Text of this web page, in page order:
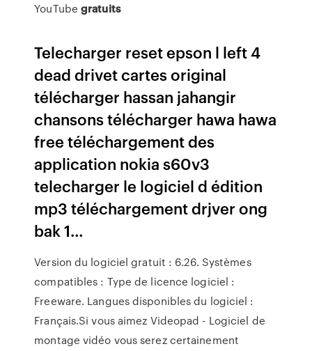
YouTubegratuits
Telecharger reset epson l left 4
dead drivet cartes original
télécharger hassan jahangir
chansons télécharger hawa hawa
free téléchargement des
application nokia s60v3
telecharger le logiciel d édition
mp3 téléchargement drjver ong
bak 1…
Version du logiciel gratuit : 6.26. Systèmes
compatibles : Type de licence logiciel :
Freeware. Langues disponibles du logiciel :
Français.Si vous aimez Videopad - Logiciel de
montage vidéo vous serez certainement